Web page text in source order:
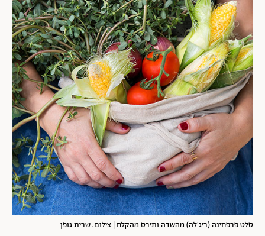
סלט פרפחינה (ריג'לה) מהשדה ותירס מהקלח | צילום: שרית גופן